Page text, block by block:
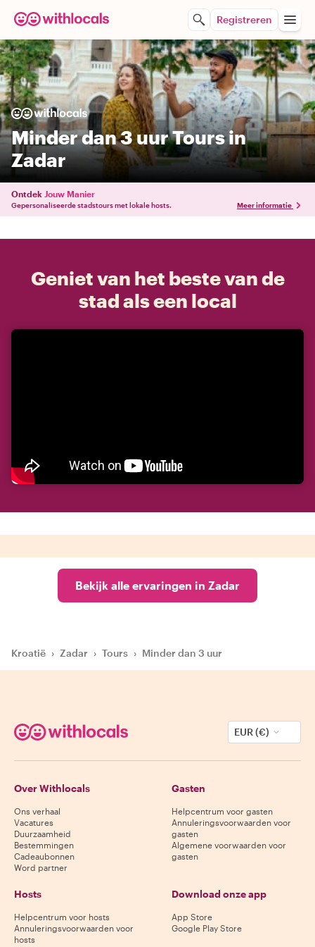
Registreren
Minder dan 3 uur Tours in
Zadar
Ontdek Jouw Manier
Gepersonaliseerde stadstours met lokale hosts. Meer informatie
Geniet van het beste van de
stad als een local
Bekijk alle ervaringen in Zadar
Kroatië › Zadar › Tours › Minder dan 3 uur
EUR (€)
Over Withlocals
Ons verhaal
Vacatures
Duurzaamheid
Bestemmingen
Cadeaubonnen
Word partner
Gasten
Helpcentrum voor gasten
Annuleringsvoorwaarden voor
gasten
Algemene voorwaarden voor
gasten
Hosts
Helpcentrum voor hosts
Annuleringsvoorwaarden voor
hosts
Download onze app
App Store
Google Play Store